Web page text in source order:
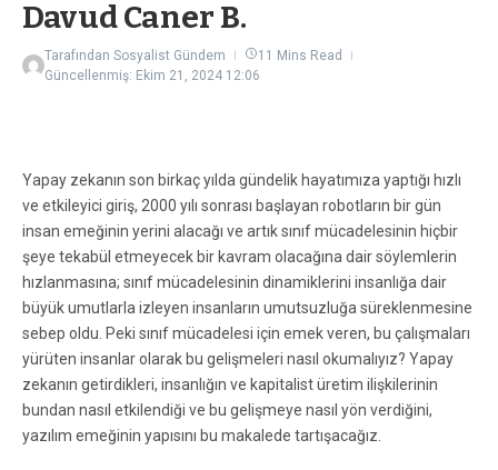
Davud Caner B.
Tarafından Sosyalist Gündem
11 Mins Read
Güncellenmiş: Ekim 21, 2024 12:06
Yapay zekanın son birkaç yılda gündelik hayatımıza yaptığı hızlı
ve etkileyici giriş, 2000 yılı sonrası başlayan robotların bir gün
insan emeğinin yerini alacağı ve artık sınıf mücadelesinin hiçbir
şeye tekabül etmeyecek bir kavram olacağına dair söylemlerin
hızlanmasına; sınıf mücadelesinin dinamiklerini insanlığa dair
büyük umutlarla izleyen insanların umutsuzluğa süreklenmesine
sebep oldu. Peki sınıf mücadelesi için emek veren, bu çalışmaları
yürüten insanlar olarak bu gelişmeleri nasıl okumalıyız? Yapay
zekanın getirdikleri, insanlığın ve kapitalist üretim ilişkilerinin
bundan nasıl etkilendiği ve bu gelişmeye nasıl yön verdiğini,
yazılım emeğinin yapısını bu makalede tartışacağız.